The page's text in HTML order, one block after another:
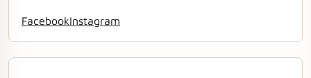
FacebookInstagram